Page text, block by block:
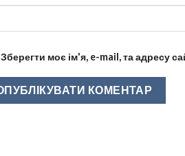
Зберегти моє ім'я, e-mail, та адресу